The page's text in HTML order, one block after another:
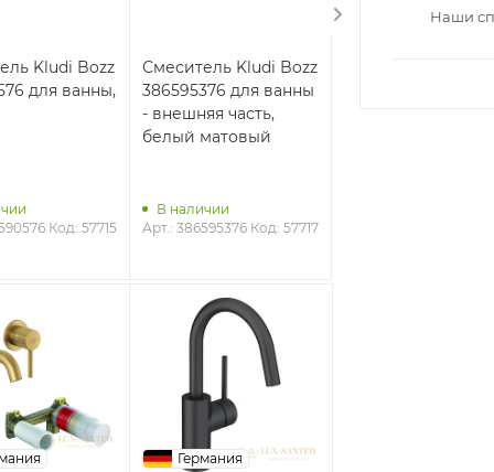
Kludi Bozz
для ванны,
Код: 57715
Смеситель Kludi Bozz
386595376 для ванны
- внешняя часть,
белый матовый
В наличии
Арт.: 386595376 Код: 57717
Германия
Наши